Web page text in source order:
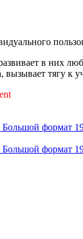
в них
тягу к
формат
формат